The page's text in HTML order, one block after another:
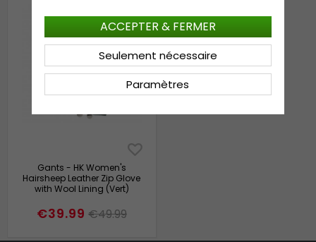
Gants - HK Women's
Hairsheep Leather Zip Glove
with Wool Lining (Vert)
€39.99 €49.99
Paramètres
Seulement nécessaire
ACCEPTER & FERMER